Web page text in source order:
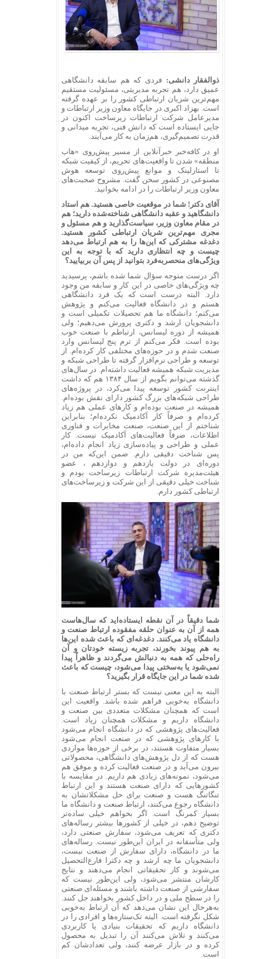
ذوالفقار دانشی: فردی که هم سابقه دانشگاهی
عمیق دارد، هم تجربه مدیریتی، مسئولیت مستقیم
مهم‌ترین شریان ارتباطی کشور را بر عهده گرفته
است. بهزاد اکبری در جایگاه معاون وزیر ارتباطات و
مدیرعامل شرکت ارتباطات زیرساخت اکنون در
جایی ایستاده است که دانش فنی، تجربه میدانی و
قدرت تصمیم‌گیری، هم‌زمان به کار می‌آیند.
او در کافه‌خبر خبرآنلاین از مسیر پیش‌روی «هاب
منطقه» شدن تا واقعیت‌های تحریم، از کیفیت شبکه
تا استارلینک و موانع پیش‌روی توسعه هوش
مصنوعی در کشور سخن گفت. مشروح صحبت‌های
معاون وزیر ارتباطات را در ادامه بخوانید.
آقای دکتر!‌ شما در موقعیت خاصی هستید. هم استاد
دانشگاهید و عقبه دانشگاهی شناخته‌شده دارید؛ هم
در مقام معاون وزیر، سیاست‌گذارید و هم مسئول و
مجری مهم‌ترین شریان ارتباطی کشور هستید.
دغدغه مشترکی که این‌ها را به هم ارتباط می‌دهد
چیست و چه انتظاری دارید که با توجه به این
ویژگی‌های منحصربه‌فرد بتوانید از پس آن بربیایید؟
اگر درست متوجه سؤال شما شده باشم، پرسیدید
چه ویژگی‌های خاصی در این کار و سابقه من وجود
دارد. البته درست است که یک فرد دانشگاهی
هستم و در دانشگاه فعالیت می‌کنم و پژوهش
می‌کنم؛ دانشگاه ما هم تحصیلات تکمیلی است و
دانشجویان ارشد و دکتری پرورش می‌دهیم؛ ولی
همیشه از دوره لیسانس، ارتباطم با صنعت خوب
بوده است. فکر می‌کنم از ترم پنج لیسانس وارد
صنعت شدم و در حوزه‌های مختلفی کار کرده‌ام. از
توسعه و طراحی نرم‌افزار گرفته تا طراحی شبکه و
مدیریت شبکه همیشه فعالیت داشته‌ام. در سال‌های
گذشته می‌توانم بگویم از سال ۱۳۸۴ هم که داشت
اینترنت کشور توسعه پیدا می‌کرد، در پروژه‌های
طراحی شبکه‌های بزرگ کشور دارای نقش بوده‌ام.
همیشه در صنعت بوده‌ام و کارهای عملی هم زیاد
کرده‌ام و صرفاً کار آکادمیک نکرده‌ام؛ بنابراین
شناختم از این صنعت، صنعت مخابرات و فناوری
اطلاعات، صرفاً فعالیت‌های آکادمیک نیست. کار
عملی و طراحی و پیاده‌سازی زیاد انجام داده‌ام،
پس شناخت دقیقی دارم. ضمن این‌که من در
دوره‌ای در دولت یازدهم و دوازدهم ، عضو
هیئت‌مدیره شرکت ارتباطات زیرساخت بودم و
شناخت خیلی دقیقی از این شرکت و زیرساخت‌های
ارتباطی کشور دارم.
شما دقیقاً در آن نقطه ایستاده‌اید که سال‌هاست
همه از آن به عنوان حلقه مفقوده ارتباط صنعت و
دانشگاه یاد می‌کنند. دغدغه‌ای که باعث شده این‌ها
به هم پیوند بخورند، تجربه زیسته خودتان و آن
راه‌حلی که همه به دنبالش می‌گردند و ظاهراً پیدا
نمی‌شود یا به‌سختی پیدا می‌شود، چیست که باعث
شده شما در این جایگاه قرار بگیرید؟
البته به این معنی نیست که بستر ارتباط صنعت با
دانشگاه به‌خوبی فراهم شده باشد. واقعیت این
است که همچنان مشکلات متعددی بین صنعت و
دانشگاه داریم و مشکلات همچنان زیاد است.
فعالیت‌های پژوهشی که در دانشگاه انجام می‌شود
با کارهای پژوهشی که در صنعت انجام می‌شود
بسیار متفاوت هستند، در برخی از حوزه‌ها مواردی
هست که از دل پژوهش‌های دانشگاهی، محصولاتی
بیرون می‌آید و در صنعت فعالیت کرده و موفق هم
می‌شود، نمونه‌های زیادی هم داریم. در مقایسه با
کشورهایی که دارای صنعت هستند و این ارتباط
تنگاتنگ هست و صنعت برای حل مشکلاتشان به
دانشگاه رجوع می‌کنند، ارتباط صنعت و دانشگاه ما
بسیار کمرنگ است. اگر بخواهم خیلی ساده‌تر
توضیح دهم، در خیلی از کشورها بیشتر رساله‌های
دکتری که تعریف می‌شود، سفارش صنعتی دارد،
ولی متأسفانه در ایران این‌طور نیست. رساله‌های
ما در دانشگاه، دارای سفارش از صنعت نیست،
دانشجویان ما چه ارشد و چه دکترا فارغ‌التحصیل
می‌شوند و کار تحقیقاتی انجام می‌دهند و نتایج
کارشان منتشر می‌شود، ولی این‌طور نیست که
سفارشی از صنعت داشته باشند و مسئله‌ای صنعتی
را در سطح ملی و در داخل کشور بخواهند حل کنند.
به‌هرحال این نشان می‌دهد که آن ارتباط به‌خوبی
شکل نگرفته است. البته تک‌ستاره‌ها و افرادی را در
دانشگاه داریم که تحقیقات بنیادی یا کاربردی
می‌کنند و تلاش می‌کنند آن را تبدیل به محصول
کرده و در بازار عرضه کنند، ولی تعدادشان کم
است.